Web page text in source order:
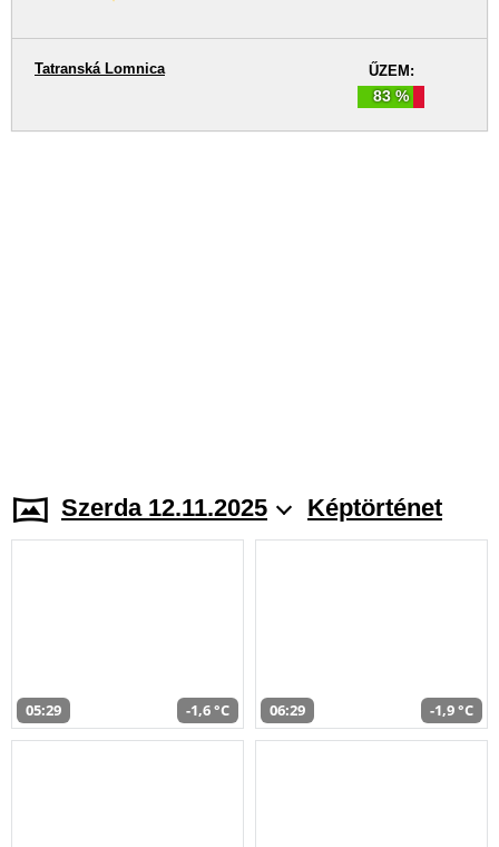
ŰZEM:
83 %
Tatranská Lomnica
Szerda 12.11.2025 Képtörténet
05:29 -1,6 °C 06:29 -1,9 °C